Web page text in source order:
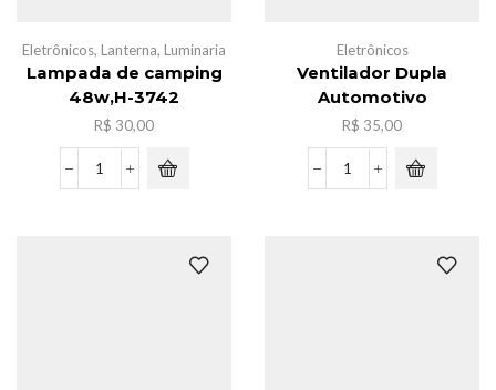
Eletrônicos, Lanterna, Luminaria
Lampada de camping
48w,H-3742
R$ 30,00
Lampada
Eletrônicos
Ventilador Dupla
Automotivo
R$ 35,00
Ventilador